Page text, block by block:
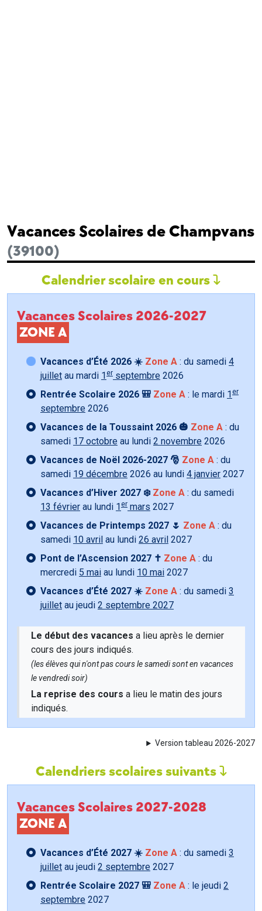
Vacances Scolaires de Champvans
(39100)
Calendrier scolaire en cours
Vacances Scolaires 2026-2027
ZONE A
Vacances d’Été 2026 ☀️ Zone A : du samedi 4
juillet au mardi 1 er septembre 2026
Rentrée Scolaire 2026 🎒 Zone A : le mardi 1 er
septembre 2026
Vacances de la Toussaint 2026 🎃 Zone A : du
samedi 17 octobre au lundi 2 novembre 2026
Vacances de Noël 2026-2027 🎅 Zone A : du
samedi 19 décembre 2026 au lundi 4 janvier 2027
Vacances d’Hiver 2027 ❄️ Zone A : du samedi
13 février au lundi 1 er mars 2027
Vacances de Printemps 2027 🌷 Zone A : du
samedi 10 avril au lundi 26 avril 2027
Pont de l’Ascension 2027 ✝️ Zone A : du
mercredi 5 mai au lundi 10 mai 2027
Vacances d’Été 2027 ☀️ Zone A : du samedi 3
juillet au jeudi 2 septembre 2027
Le début des vacances a lieu après le dernier
cours des jours indiqués.
(les élèves qui n'ont pas cours le samedi sont en vacances
le vendredi soir)
La reprise des cours a lieu le matin des jours
indiqués.
Version tableau 2026-2027
Calendriers scolaires suivants
Vacances Scolaires 2027-2028
ZONE A
Vacances d’Été 2027 ☀️ Zone A : du samedi 3
juillet au jeudi 2 septembre 2027
Rentrée Scolaire 2027 🎒 Zone A : le jeudi 2
septembre 2027